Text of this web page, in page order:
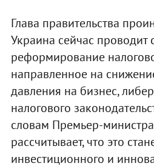
Глава правительства
Украина сейчас проводит
реформирование
направленное на
давления на бизнес,
налогового
словам Премьер-
рассчитывает, что это
инвестиционного и